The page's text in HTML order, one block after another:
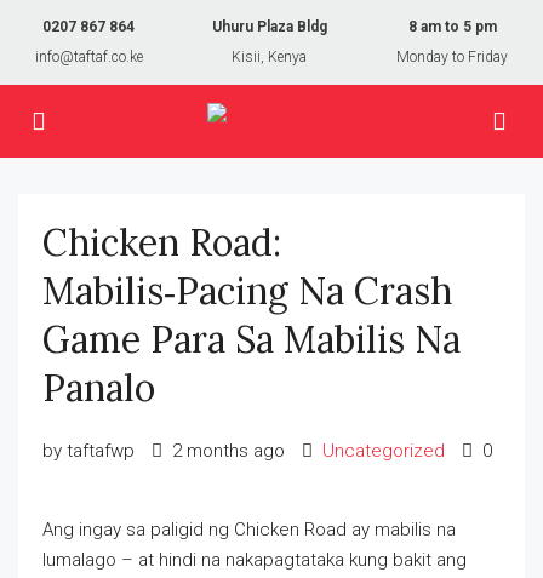
0207 867 864
info@taftaf.co.ke
Uhuru Plaza Bldg
Kisii, Kenya
8 am to 5 pm
Monday to Friday
Chicken Road:
Mabilis‑Pacing Na Crash
Game Para Sa Mabilis Na
Panalo
by taftafwp 2 months ago Uncategorized 0
Ang ingay sa paligid ng Chicken Road ay mabilis na
lumalago – at hindi na nakapagtataka kung bakit ang